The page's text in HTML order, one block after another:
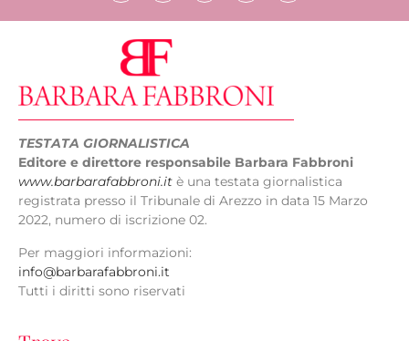
TESTATA GIORNALISTICA
Editore e direttore responsabile Barbara Fabbroni
www.barbarafabbroni.it è una testata giornalistica
registrata presso il Tribunale di Arezzo in data 15 Marzo
2022, numero di iscrizione 02.
Per maggiori informazioni:
info@barbarafabbroni.it
Tutti i diritti sono riservati